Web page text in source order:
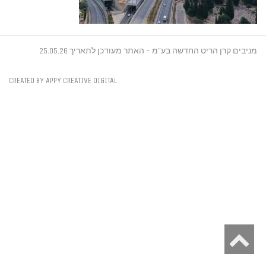
מניבים קרן הריט החדשה בע"מ - האתר מעודכן לתאריך 25.05.26
CREATED BY APPY CREATIVE DIGITAL
לראש